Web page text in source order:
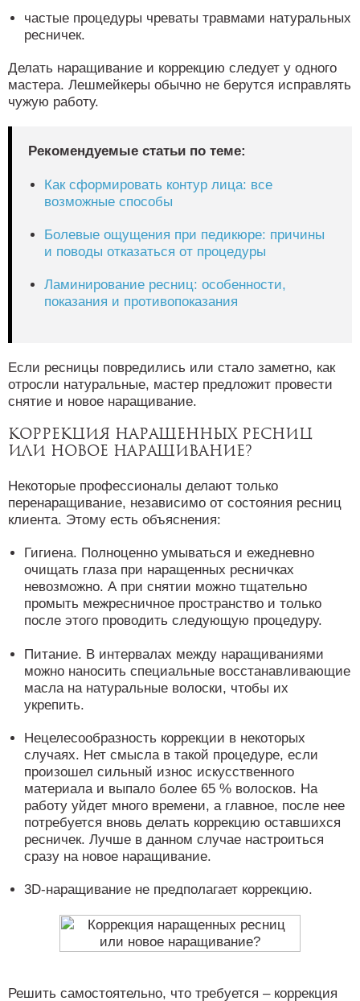
частые процедуры чреваты травмами натуральных
ресничек.
Делать наращивание и коррекцию следует у одного
мастера. Лешмейкеры обычно не берутся исправлять
чужую работу.
Рекомендуемые статьи по теме:
Как сформировать контур лица: все
возможные способы
Болевые ощущения при педикюре: причины
и поводы отказаться от процедуры
Ламинирование ресниц: особенности,
показания и противопоказания
Если ресницы повредились или стало заметно, как
отросли натуральные, мастер предложит провести
снятие и новое наращивание.
Коррекция наращенных ресниц
или новое наращивание?
Некоторые профессионалы делают только
перенаращивание, независимо от состояния ресниц
клиента. Этому есть объяснения:
Гигиена. Полноценно умываться и ежедневно
очищать глаза при наращенных ресничках
невозможно. А при снятии можно тщательно
промыть межресничное пространство и только
после этого проводить следующую процедуру.
Питание. В интервалах между наращиваниями
можно наносить специальные восстанавливающие
масла на натуральные волоски, чтобы их
укрепить.
Нецелесообразность коррекции в некоторых
случаях. Нет смысла в такой процедуре, если
произошел сильный износ искусственного
материала и выпало более 65 % волосков. На
работу уйдет много времени, а главное, после нее
потребуется вновь делать коррекцию оставшихся
ресничек. Лучше в данном случае настроиться
сразу на новое наращивание.
3D-наращивание не предполагает коррекцию.
Решить самостоятельно, что требуется – коррекция